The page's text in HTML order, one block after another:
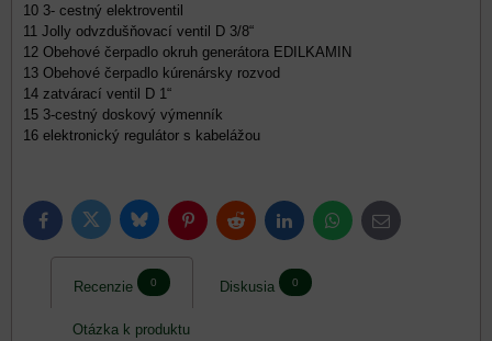
10 3- cestný elektroventil
11 Jolly odvzdušňovací ventil D 3/8“
12 Obehové čerpadlo okruh generátora EDILKAMIN
13 Obehové čerpadlo kúrenársky rozvod
14 zatvárací ventil D 1“
15 3-cestný doskový výmenník
16 elektronický regulátor s kabelážou
FacebookTwitter BlueskyPinterestReddit LinkedInWhatsApp
E-
mail
Recenzie 0 Diskusia 0
Otázka k produktu